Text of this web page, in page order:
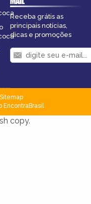
Receba grátis as
principais notícias,
dicas e promoções
Sitemap
copy.